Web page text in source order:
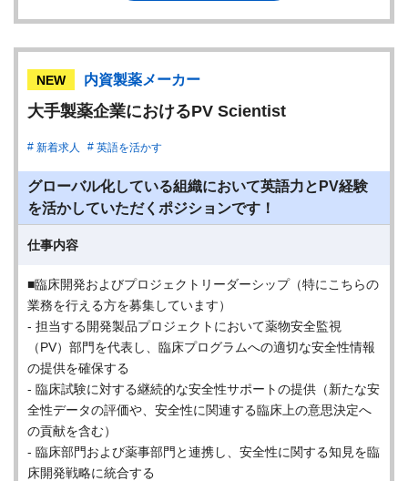
NEW 内資製薬メーカー
大手製薬企業におけるPV Scientist
新着求人 英語を活かす
グローバル化している組織において英語力とPV経験
を活かしていただくポジションです！
仕事内容
■臨床開発およびプロジェクトリーダーシップ（特にこちらの
業務を行える方を募集しています）
- 担当する開発製品プロジェクトにおいて薬物安全監視
（PV）部門を代表し、臨床プログラムへの適切な安全性情報
の提供を確保する
- 臨床試験に対する継続的な安全性サポートの提供（新たな安
全性データの評価や、安全性に関連する臨床上の意思決定へ
の貢献を含む）
- 臨床部門および薬事部門と連携し、安全性に関する知見を臨
床開発戦略に統合する